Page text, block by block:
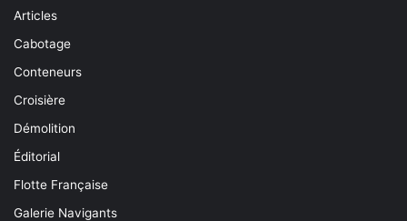
Articles
Cabotage
Conteneurs
Croisière
Démolition
Éditorial
Flotte Française
Galerie Navigants